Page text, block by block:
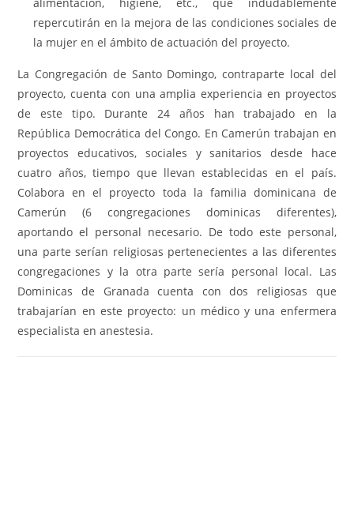
alimentación, higiene, etc., que indudablemente
repercutirán en la mejora de las condiciones sociales de
la mujer en el ámbito de actuación del proyecto.
La Congregación de Santo Domingo, contraparte local del
proyecto, cuenta con una amplia experiencia en proyectos
de este tipo. Durante 24 años han trabajado en la
República Democrática del Congo. En Camerún trabajan en
proyectos educativos, sociales y sanitarios desde hace
cuatro años, tiempo que llevan establecidas en el país.
Colabora en el proyecto toda la familia dominicana de
Camerún (6 congregaciones dominicas diferentes),
aportando el personal necesario. De todo este personal,
una parte serían religiosas pertenecientes a las diferentes
congregaciones y la otra parte sería personal local. Las
Dominicas de Granada cuenta con dos religiosas que
trabajarían en este proyecto: un médico y una enfermera
especialista en anestesia.